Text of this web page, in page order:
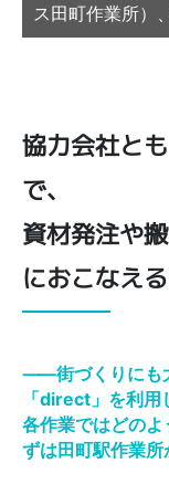
ス田町作業所）
協力会社と
で、
資材発注や
におこなえ
⸺街づくりにも
「direct」を利用
各作業ではどの
ずは田町駅作業所